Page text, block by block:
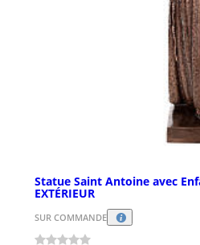
Statue Saint Antoine avec
EXTÉRIEUR
SUR COMMANDE